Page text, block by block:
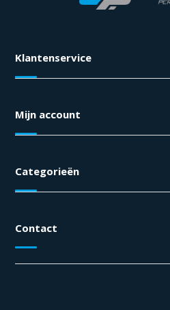
Klantenservice
Mijn account
Categorieën
Contact